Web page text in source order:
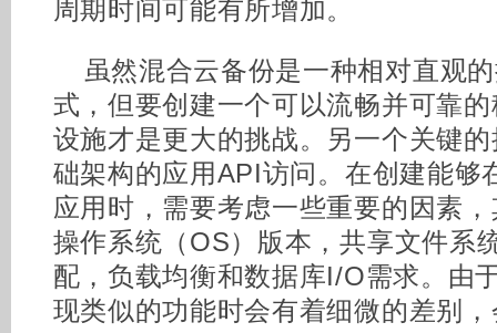
周期时间可能有所增加。
虽然混合云备份是一种相对直观
式，但要创建一个可以流畅并可靠
设施才是更大的挑战。另一个关键
础架构的应用API访问。在创建能够
应用时，需要考虑一些重要的因素
操作系统（OS）版本，共享文件系
配，负载均衡和数据库I/O需求。由
现类似的功能时会有着细微的差别